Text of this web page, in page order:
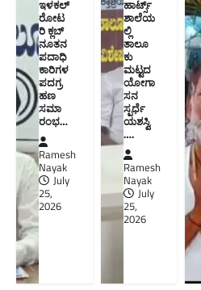
ಇಳಕಲ್
ರೋಟ
ರಿ ಕ್ಲಬ್
ನೂತನ‌
ಪದಾಧಿ
ಕಾರಿಗಳ
ಪದಗ್ರ
ಹಣ
ಸಮಾ
ರಂಭ…
Ramesh
Nayak
July
25,
2026
ಹಾರ್ಟ್ಸ್
ಶಾಲೆಯ
ಲ್ಲಿ
ತಾಲೂ
ಕು
ಮಟ್ಟದ
ಯೋಗಾ
ಸನ
ಸ್ಪರ್ಧೆ
ಯಶಸ್ವಿ
….
Ramesh
Nayak
July
25,
2026